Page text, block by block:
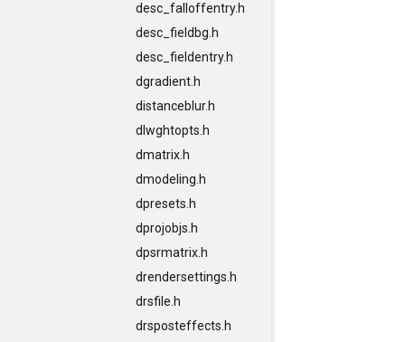
desc_falloffentry.h
desc_fieldbg.h
desc_fieldentry.h
dgradient.h
distanceblur.h
dlwghtopts.h
dmatrix.h
dmodeling.h
dpresets.h
dprojobjs.h
dpsrmatrix.h
drendersettings.h
drsfile.h
drsposteffects.h